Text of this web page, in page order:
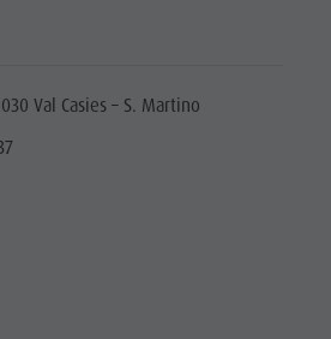
Val Casies – S. Martino